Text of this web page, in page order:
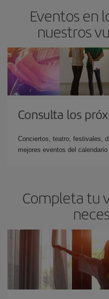
Eventos en
nuestros
Consulta los
Conciertos, teatro, festivales,
mejores eventos del
Completa tu